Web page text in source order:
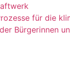
für die
Bürgerinnen